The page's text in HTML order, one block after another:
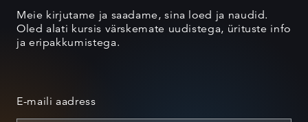
Meie kirjutame ja saadame, sina loed ja naudid.
Oled alati kursis värskemate uudistega, ürituste info
ja eripakkumistega.
E-maili aadress